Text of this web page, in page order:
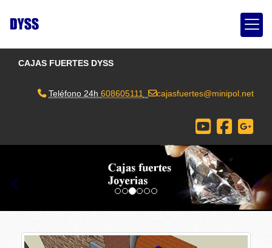
CAJAS FUERTES DYSS
Teléfono 24h 608605111 cajasfuertes minipol.net